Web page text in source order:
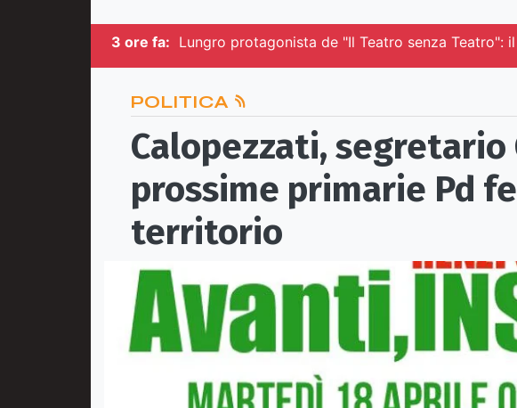
3 ore fa: Lungro protagonista de "Il Teatro senza
POLITICA
Calopezzati, segretario
prossime primarie Pd
territorio